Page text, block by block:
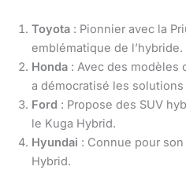
Toyota : Pionnier avec la
emblématique de l’hybride.
Honda : Avec des modèles
a démocratisé les
Ford : Propose des SUV
le Kuga Hybrid.
Hyundai : Connue pour
Hybrid.